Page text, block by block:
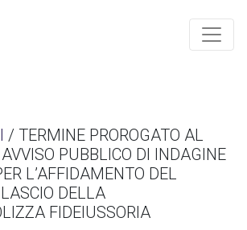
/ TERMINE PROROGATO AL
PUBBLICO DI INDAGINE
L’AFFIDAMENTO DEL
DELLA
FIDEIUSSORIA